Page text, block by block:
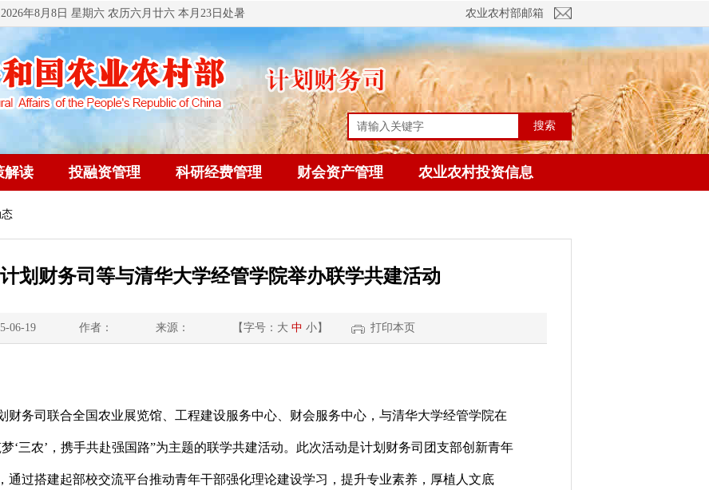
2026年8月8日 星期六 农历六月廿六 本月23日处暑 农业农村部邮箱
搜索
解读 投融资管理 科研经费管理 财会资产管理 农业农村投资信息
划财务司等与清华大学经管学院举办联学共建活动
06-19 作者： 来源： 【字号： 大 中 小】 打印本页
财务司联合全国农业展览馆、工程建设服务中心、财会服务中心，与清华大学经管学院在
‘三农’，携手共赴强国路”为主题的联学共建活动。此次活动是计划财务司团支部创新青年
通过搭建起部校交流平台推动青年干部强化理论建设学习，提升专业素养，厚植人文底